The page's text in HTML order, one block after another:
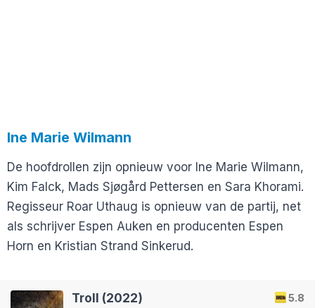
Ine Marie Wilmann
De hoofdrollen zijn opnieuw voor Ine Marie Wilmann,
Kim Falck, Mads Sjøgård Pettersen en Sara Khorami.
Regisseur Roar Uthaug is opnieuw van de partij, net
als schrijver Espen Auken en producenten Espen
Horn en Kristian Strand Sinkerud.
5.8
Troll (2022)